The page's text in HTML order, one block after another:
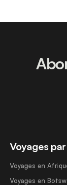
Voyages
Voyages en
Voyages en